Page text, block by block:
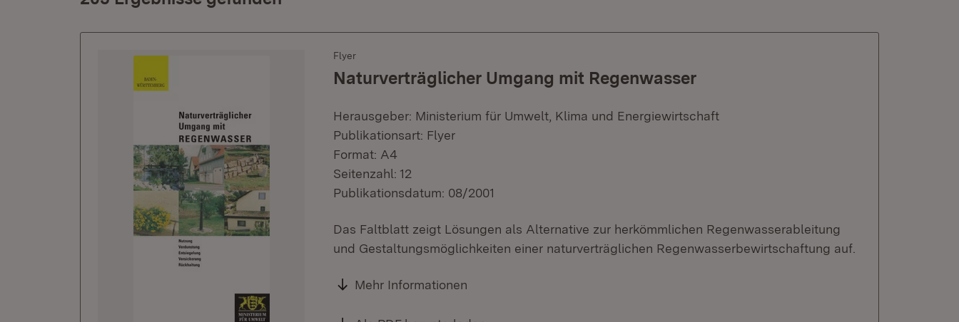
Flyer
Naturverträglicher Umgang mit Regenwasser
Herausgeber: Ministerium für Umwelt, Klima und Energiewirtschaft
Publikationsart: Flyer
Format: A4
Seitenzahl: 12
Publikationsdatum: 08/2001
Das Faltblatt zeigt Lösungen als Alternative zur herkömmlichen Regenwasserableitung
und Gestaltungsmöglichkeiten einer naturverträglichen Regenwasserbewirtschaftung auf.
Mehr Informationen